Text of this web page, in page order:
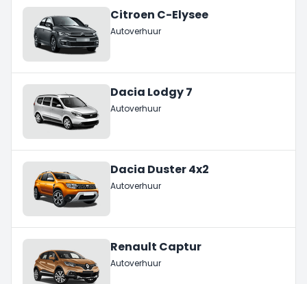
Citroen C-Elysee
Autoverhuur
Dacia Lodgy 7
Autoverhuur
Dacia Duster 4x2
Autoverhuur
Renault Captur
Autoverhuur